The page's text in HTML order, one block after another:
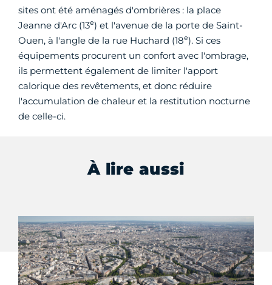
sites ont été aménagés d'ombrières : la place
Jeanne d'Arc (13e) et l'avenue de la porte de Saint-
Ouen, à l'angle de la rue Huchard (18e). Si ces
équipements procurent un confort avec l'ombrage,
ils permettent également de limiter l'apport
calorique des revêtements, et donc réduire
l'accumulation de chaleur et la restitution nocturne
de celle-ci.
À lire aussi